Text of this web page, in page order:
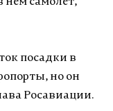
посадки в
но он
Росавиации.